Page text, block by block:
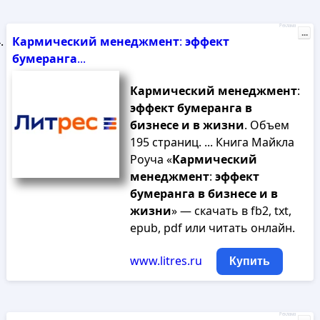
Кармический менеджмент: эффект
бумеранга...
Кармический менеджмент:
эффектбумеранга в
бизнесе и вжизни. Объем
195 страниц. ... Книга Майкла
Роуча «Кармический
менеджмент: эффект
бумеранга вбизнесе и в
жизни» — скачать в fb2, txt,
epub, pdf или читать онлайн.
www.litres.ru Купить
Реклама
...
Реклама